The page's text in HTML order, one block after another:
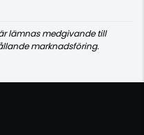
lämnas medgivande till
marknadsföring.